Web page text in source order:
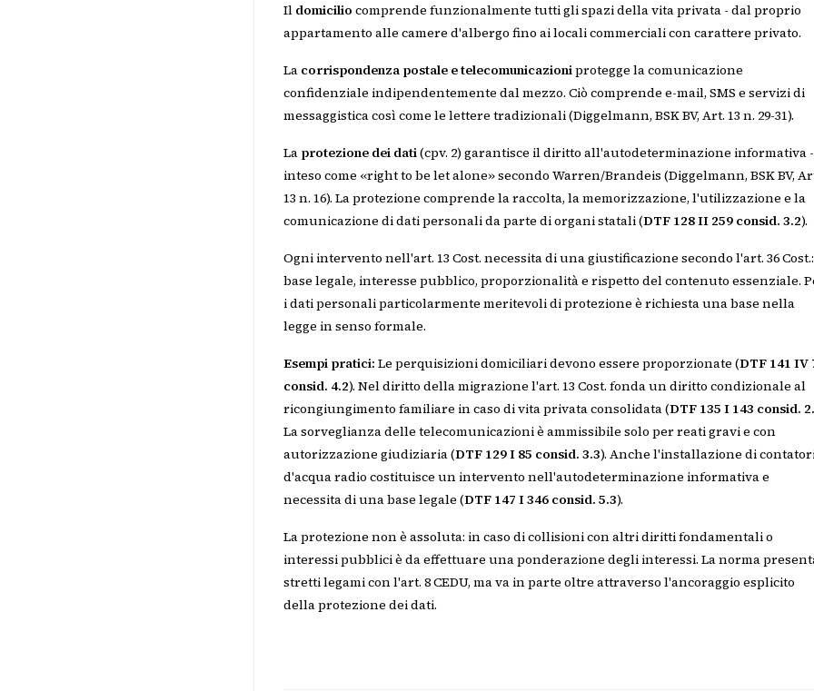
Il domicilio comprende funzionalmente tutti gli spazi della vita privata - dal proprio
appartamento alle camere d'albergo fino ai locali commerciali con carattere privato.
La corrispondenza postale e telecomunicazioniprotegge la comunicazione
confidenziale indipendentemente dal mezzo. Ciò comprende e-mail, SMS e servizi di
messaggistica così come le lettere tradizionali (Diggelmann, BSK BV, Art. 13 n. 29-31).
La protezione dei dati(cpv. 2) garantisce il diritto all'autodeterminazione informativa -
inteso come «right to be let alone» secondo Warren/Brandeis (Diggelmann, BSK BV,
13 n. 16). La protezione comprende la raccolta, la memorizzazione, l'utilizzazione e la
comunicazione di dati personali da parte di organi statali (DTF 128 II 259 consid. 3.2).
Ogni intervento nell'art. 13 Cost. necessita di una giustificazione secondo l'art. 36 Cost.:
base legale, interesse pubblico, proporzionalità e rispetto del contenuto essenziale.
i dati personali particolarmente meritevoli di protezione è richiesta una base nella
legge in senso formale.
Esempi pratici: Le perquisizioni domiciliari devono essere proporzionate (DTF 141 IV
consid. 4.2). Nel diritto della migrazione l'art. 13 Cost. fonda un diritto condizionale al
ricongiungimento familiare in caso di vita privata consolidata (DTF 135 I 143 consid.
La sorveglianza delle telecomunicazioni è ammissibile solo per reati gravi e con
autorizzazione giudiziaria (DTF 129 I 85 consid. 3.3). Anche l'installazione di
d'acqua radio costituisce un intervento nell'autodeterminazione informativa e
necessita di una base legale (DTF 147 I 346 consid. 5.3).
La protezione non è assoluta: in caso di collisioni con altri diritti fondamentali o
interessi pubblici è da effettuare una ponderazione degli interessi. La norma
stretti legami con l'art. 8 CEDU, ma va in parte oltre attraverso l'ancoraggio esplicito
della protezione dei dati.